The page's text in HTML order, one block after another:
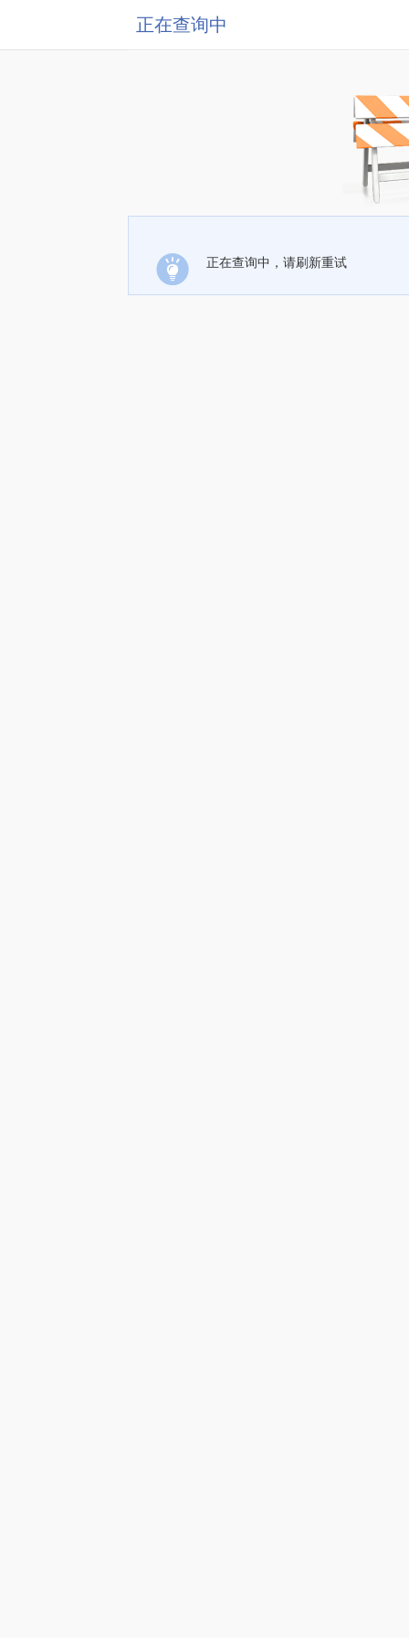
正在查询中
正在查询中，请刷新重试